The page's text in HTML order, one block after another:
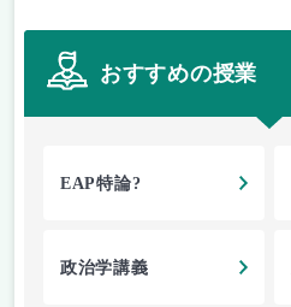
おすすめの授業
EAP特論?
政治学講義